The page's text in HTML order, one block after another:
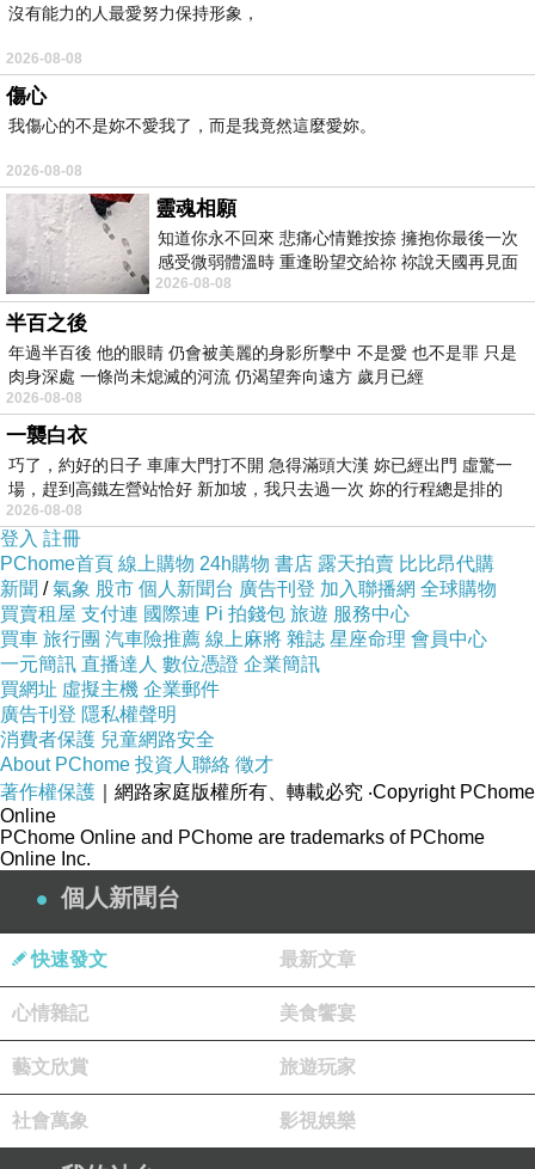
沒有能力的人最愛努力保持形象，
2026-08-08
傷心
我傷心的不是妳不愛我了，而是我竟然這麼愛妳。
2026-08-08
靈魂相願
知道你永不回來 悲痛心情難按捺 擁抱你最後一次
感受微弱體溫時 重逢盼望交給祢 祢說天國再見面
此刻忍淚說別離 他日靈魂再
2026-08-08
半百之後
年過半百後 他的眼睛 仍會被美麗的身影所擊中 不是愛 也不是罪 只是
肉身深處 一條尚未熄滅的河流 仍渴望奔向遠方 歲月已經
2026-08-08
一襲白衣
巧了，約好的日子 車庫大門打不開 急得滿頭大漢 妳已經出門 虛驚一
場，趕到高鐵左營站恰好 新加坡，我只去過一次 妳的行程總是排的
2026-08-08
登入 註冊
PChome首頁 線上購物 24h購物 書店 露天拍賣 比比昂代購
新聞 /氣象 股市 個人新聞台 廣告刊登 加入聯播網 全球購物
買賣租屋 支付連 國際連 Pi 拍錢包 旅遊 服務中心
買車 旅行團 汽車險推薦 線上麻將 雜誌 星座命理 會員中心
一元簡訊 直播達人 數位憑證 企業簡訊
買網址 虛擬主機 企業郵件
廣告刊登 隱私權聲明
消費者保護 兒童網路安全
About PChome 投資人聯絡 徵才
著作權保護 ｜網路家庭版權所有、轉載必究 ‧Copyright PChome
Online
PChome Online and PChome are trademarks of PChome
Online Inc.
個人新聞台
快速發文 最新文章
心情雜記 美食饗宴
藝文欣賞 旅遊玩家
社會萬象 影視娛樂